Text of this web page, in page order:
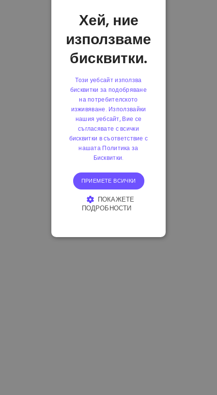
Хей, ние
използваме
бисквитки.
Този уебсайт използва
бисквитки за подобряване
на потребителското
изживяване. Използвайки
нашия уебсайт, Вие се
съгласявате с всички
бисквитки в съответствие с
нашата Политика за
Бисквитки.
ПРИЕМЕТЕ ВСИЧКИ
ПОКАЖЕТЕ
ПОДРОБНОСТИ